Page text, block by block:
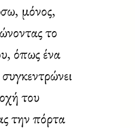
μόνος,
το
όπως ένα
του
την πόρτα